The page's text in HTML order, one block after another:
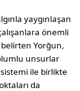
yaygınlaşan
önemli
belirten Yorğun,
unsurlar
ile birlikte
da